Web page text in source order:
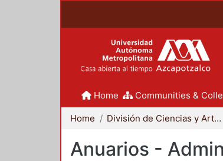
Home Communities &
Home División de Ciencias y Artes para el Diseño
Anuarios -